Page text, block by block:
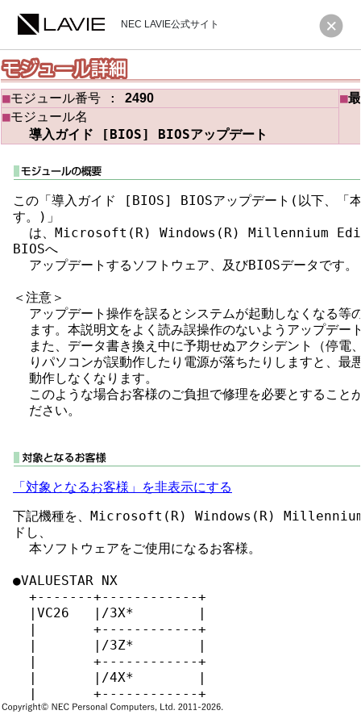
NEC LAVIE公式サイト